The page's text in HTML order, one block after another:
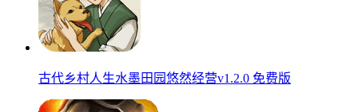
古代乡村人生水墨田园悠然经营v1.2.0 免费版